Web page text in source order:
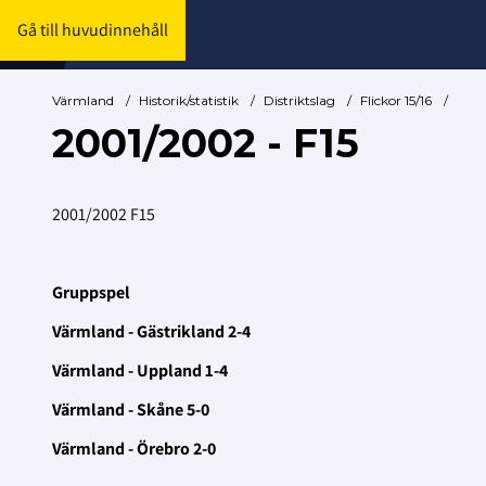
Gå till huvudinnehåll
Värmland / Historik/statistik / Distriktslag / Flickor 15/16 /
2001/2002 - F15
2001/2002 F15
Gruppspel
Värmland - Gästrikland 2-4
Värmland - Uppland 1-4
Värmland - Skåne 5-0
Värmland - Örebro 2-0